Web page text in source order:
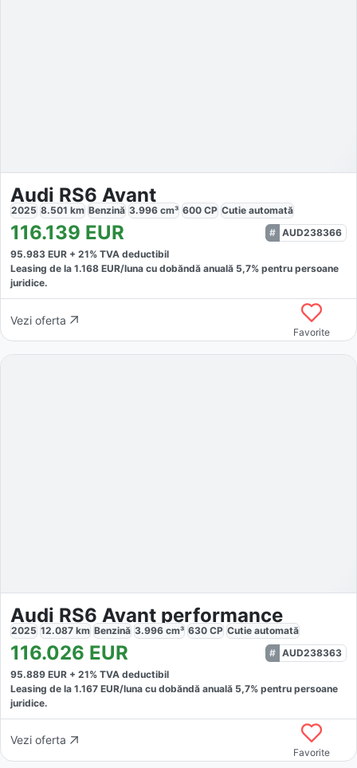
Audi RS6 Avant
2025 8.501 km Benzină 3.996 cm³ 600 CP Cutie automată
116.139 EUR
AUD238366
95.983 EUR + 21% TVA deductibil
Leasing de la 1.168 EUR/luna cu dobăndă anuală 5,7% pentru persoane
juridice.
Vezi oferta
Favorite
Audi RS6 Avant performance
2025 12.087 km Benzină 3.996 cm³ 630 CP Cutie automată
116.026 EUR
AUD238363
95.889 EUR + 21% TVA deductibil
Leasing de la 1.167 EUR/luna cu dobăndă anuală 5,7% pentru persoane
juridice.
Vezi oferta
Favorite